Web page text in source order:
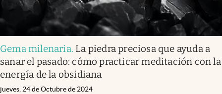
Gema milenaria. La piedra preciosa que ayuda a
sanar el pasado: cómo practicar meditación con la
energía de la obsidiana
jueves, 24 de Octubre de 2024